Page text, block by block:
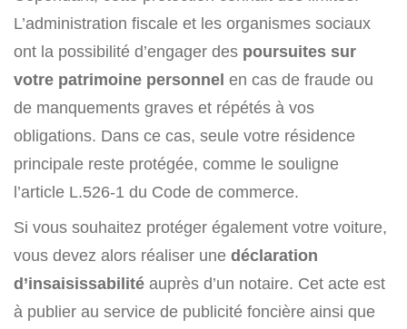
L’administration fiscale et les organismes sociaux
ont la possibilité d’engager des poursuites sur
votre patrimoine personnel en cas de fraude ou
de manquements graves et répétés à vos
obligations. Dans ce cas, seule votre résidence
principale reste protégée, comme le souligne
l’article L.526-1 du Code de commerce.
Si vous souhaitez protéger également votre voiture,
vous devez alors réaliser une déclaration
d’insaisissabilité auprès d’un notaire. Cet acte est
à publier au service de publicité foncière ainsi que